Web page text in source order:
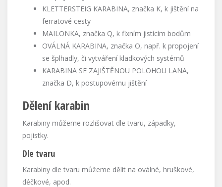
KLETTERSTEIG KARABINA, značka K, k jištění na
ferratové cesty
MAILONKA, značka Q, k fixním jistícím bodům
OVÁLNÁ KARABINA, značka O, např. k propojení
se šplhadly, či vytváření kladkových systémů
KARABINA SE ZAJIŠTĚNOU POLOHOU LANA,
značka D, k postupovému jištění
Dělení karabin
Karabiny můžeme rozlišovat dle tvaru, západky,
pojistky.
Dle tvaru
Karabiny dle tvaru můžeme dělit na oválné, hruškové,
déčkové, apod.